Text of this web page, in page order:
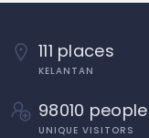
111 places
KELANTAN
98010 people
UNIQUE VISITORS